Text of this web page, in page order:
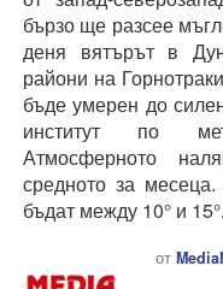
бързо ще разсее
деня вятърът в
райони на
бъде умерен до
институт по
Атмосферното
средното за
бъдат между 10° и 15°.
от